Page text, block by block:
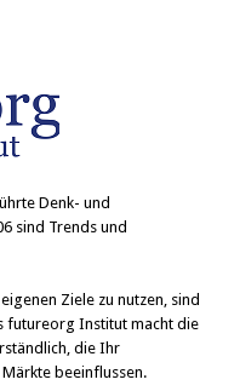
Denk- und
sind Trends und
Ziele zu nutzen, sind
futureorg Institut macht die
die Ihr
beeinflussen.